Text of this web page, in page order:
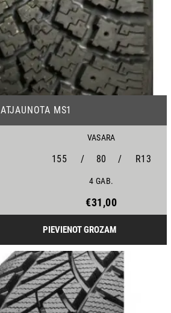
ATJAUNOTA MS1
VASARA
155 / 80 / R13
4 GAB.
€31,00
PIEVIENOT GROZAM